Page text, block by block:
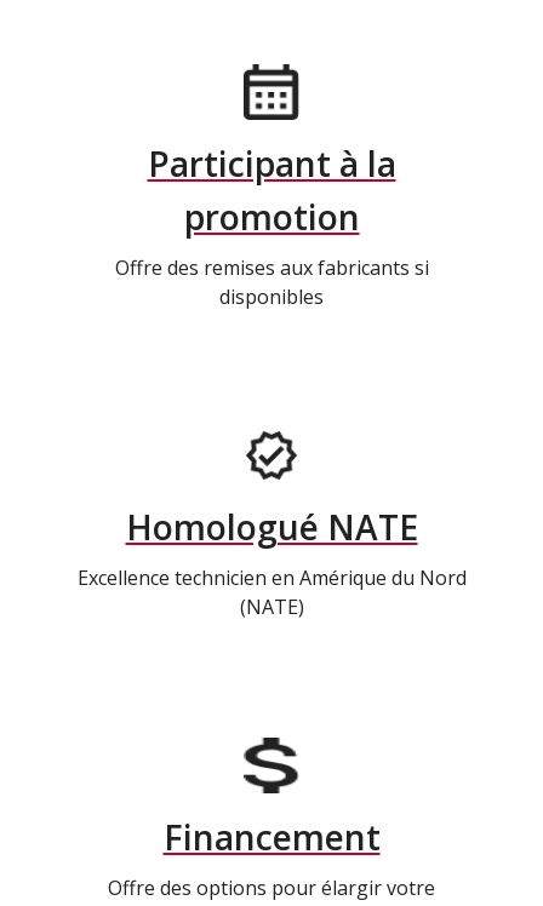
Participant à la
promotion
Offre des remises aux fabricants si
disponibles
Homologué NATE
Excellence technicien en Amérique du Nord
(NATE)
Financement
Offre des options pour élargir votre